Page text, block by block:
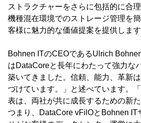
ストラクチャーをさらに包括的に合
機種混在環境でのストレージ管理を
客様に魅力的な価値提案を提供します
Bohnen ITのCEOであるUlrich
はDataCoreと長年にわたって強力な
築いてきました。信頼、能力、革新
づけています。」と述べています。
表は、両社が共に成長するための新
つまり、DataCore vFilOとBohnen IT